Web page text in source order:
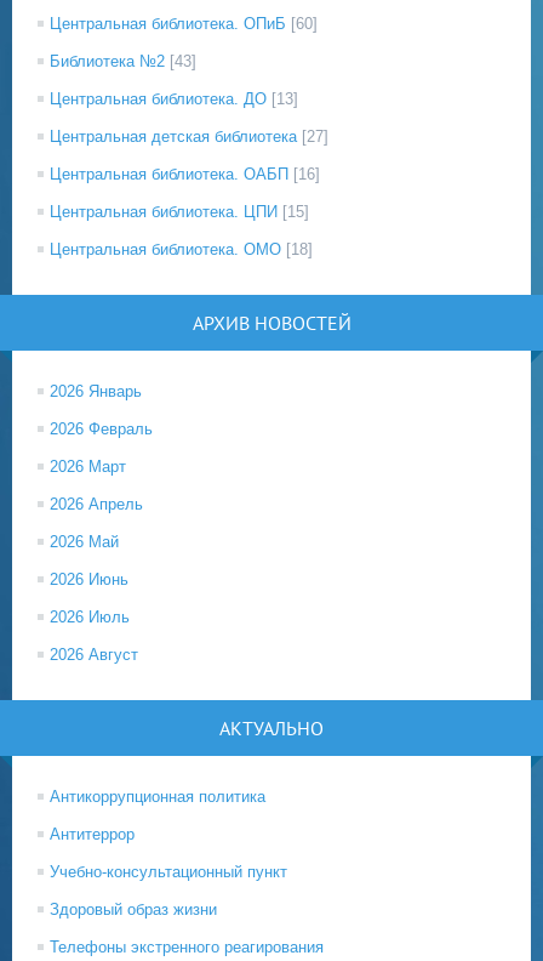
Центральная библиотека. ОПиБ [60]
Библиотека №2 [43]
Центральная библиотека. ДО [13]
Центральная детская библиотека [27]
Центральная библиотека. ОАБП [16]
Центральная библиотека. ЦПИ [15]
Центральная библиотека. ОМО [18]
АРХИВ НОВОСТЕЙ
2026 Январь
2026 Февраль
2026 Март
2026 Апрель
2026 Май
2026 Июнь
2026 Июль
2026 Август
АКТУАЛЬНО
Антикоррупционная политика
Антитеррор
Учебно-консультационный пункт
Здоровый образ жизни
Телефоны экстренного реагирования